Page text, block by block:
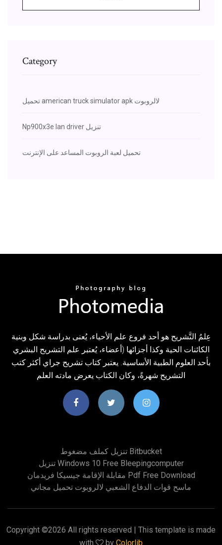
Category
تحميل american truck simulator apk لالروبوت
Np900x3e lan driver تنزيل
تحميل لعبة الروبوت المساعد على الإنترنت
عِلمُ التَّشريح هو أحد فروع علم الأحياء، يُعنى بدراسة شكل وبنية
الكائنات الحية وكذا أجزائها (أعضاء، يُعتبر علم التشريح البشري
بأحد العلوم الطبية الأساسية. يعتبر كتاب تشريح جراي أكثر كتب
التشريح شهرةً، وكان الكتاب يعرض مادته العلم
تنزيل كملف مضغوط Bitbucket
تنزيل Windows 10 Free Bleepingcomputer
مقابلة الإقامة جيسيكا فريدمان Pdf Free Download
ماسح قوات الدفاع الشعبي لالروبوت تحميل مجاني
Copyright ©2026 All rights reserved | This template is made
with
by Colorlib